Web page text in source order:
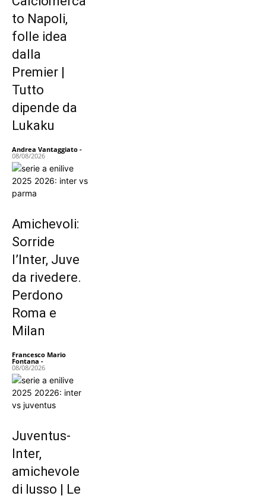
to Napoli,
folle idea
dalla
Premier |
Tutto
dipende da
Lukaku
Andrea Vantaggiato -
08/08/2026
Amichevoli:
Sorride
l’Inter, Juve
da rivedere.
Perdono
Roma e
Milan
Francesco Mario
Fontana -
08/08/2026
Juventus-
Inter,
amichevole
di lusso | Le